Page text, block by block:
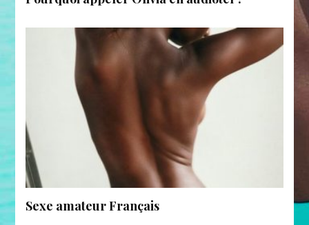
Sexe amateur Français